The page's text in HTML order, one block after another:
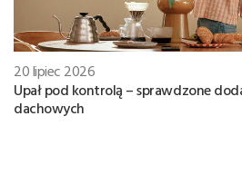
20 lipiec 2026
Upał pod kontrolą – sprawdzone
dachowych